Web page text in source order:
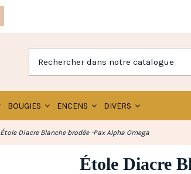
BOUGIES ENCENS DIVERS
Étole Diacre Blanche brodée -Pax Alpha Omega
Étole Diacre